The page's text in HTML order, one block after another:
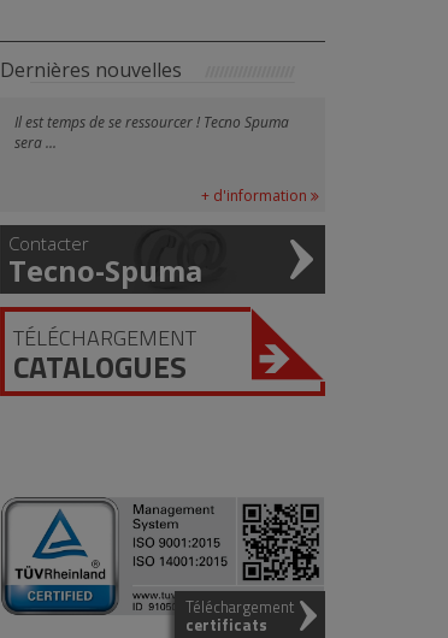
Dernières nouvelles
Il est temps de se ressourcer ! Tecno Spuma
sera ...
+ d'information
Contacter
Tecno-Spuma
TÉLÉCHARGEMENT
CATALOGUES
Téléchargement
certificats